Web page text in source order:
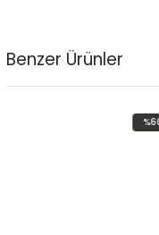
Benzer Ürünler